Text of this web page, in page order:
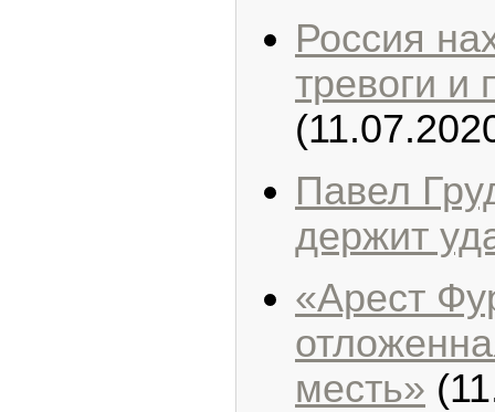
Россия
тревоги и
Павел
держит
«Арест
месть»